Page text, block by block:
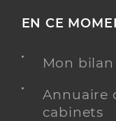
EN CE
Mon
Annuaire
cabinets